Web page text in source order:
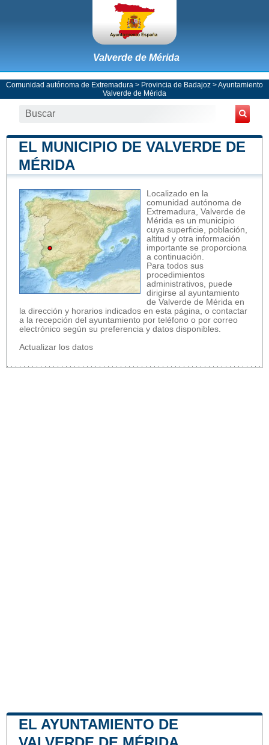
Valverde de Mérida
Comunidad autónoma de Extremadura > Provincia de Badajoz >Ayuntamiento
Valverde de Mérida
EL MUNICIPIO DE VALVERDE DE
MÉRIDA
Localizado en la
comunidad autónoma de
Extremadura, Valverde de
Mérida es un municipio
cuya superficie, población,
altitud y otra información
importante se proporciona
a continuación.
Para todos sus
procedimientos
administrativos, puede
dirigirse al ayuntamiento
de Valverde de Mérida en
la dirección y horarios indicados en esta página, o contactar
a la recepción del ayuntamiento por teléfono o por correo
electrónico según su preferencia y datos disponibles.
Actualizar los datos
EL AYUNTAMIENTO DE